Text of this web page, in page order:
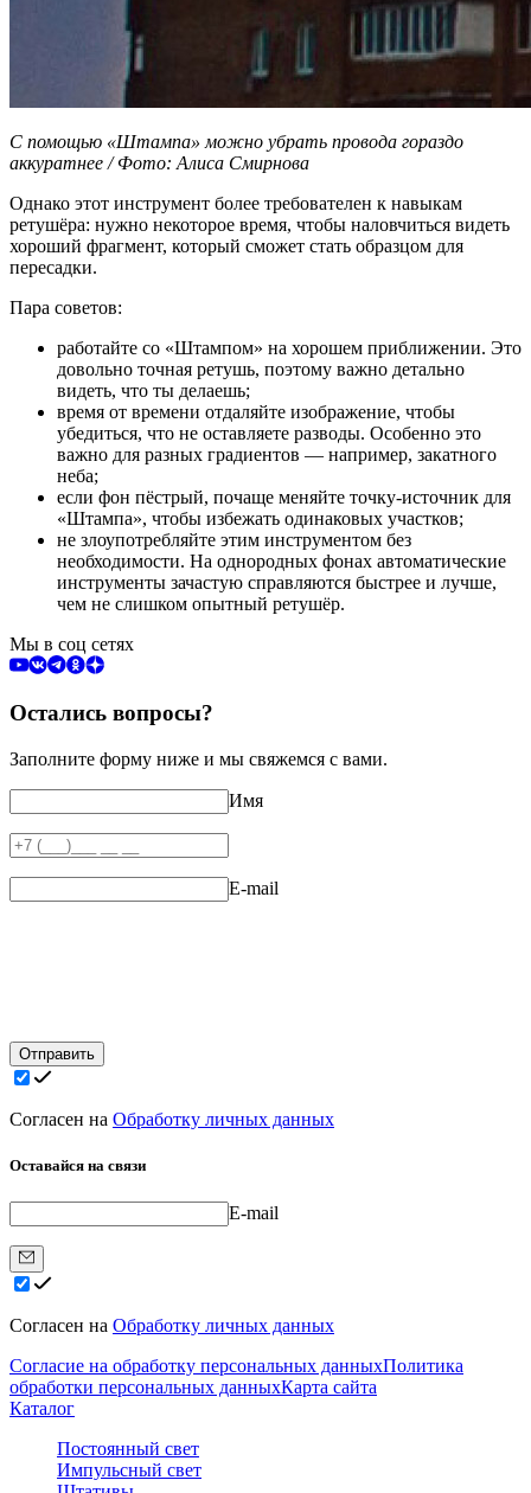
С помощью «Штампа» можно убрать провода гораздо
аккуратнее / Фото: Алиса Смирнова
Однако этот инструмент более требователен к навыкам
ретушёра: нужно некоторое время, чтобы наловчиться видеть
хороший фрагмент, который сможет стать образцом для
пересадки.
Пара советов:
работайте со «Штампом» на хорошем приближении. Это
довольно точная ретушь, поэтому важно детально
видеть, что ты делаешь;
время от времени отдаляйте изображение, чтобы
убедиться, что не оставляете разводы. Особенно это
важно для разных градиентов — например, закатного
неба;
если фон пёстрый, почаще меняйте точку-источник для
«Штампа», чтобы избежать одинаковых участков;
не злоупотребляйте этим инструментом без
необходимости. На однородных фонах автоматические
инструменты зачастую справляются быстрее и лучше,
чем не слишком опытный ретушёр.
Мы в соц сетях
Остались вопросы?
Заполните форму ниже и мы свяжемся с вами.
Имя
E-mail
Отправить
Согласен на Обработку личных данных
Оставайся на связи
E-mail
Согласен на Обработку личных данных
Согласие на обработку персональных данныхПолитика
обработки персональных данныхКарта сайта
Каталог
Постоянный свет
Импульсный свет